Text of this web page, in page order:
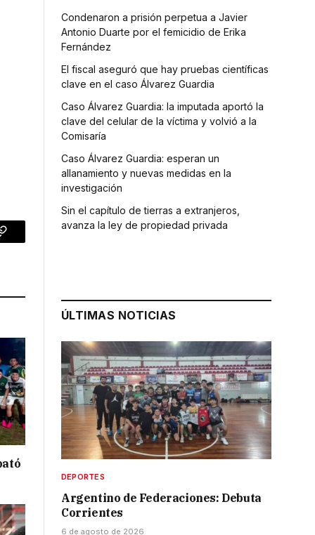
Copy
Condenaron a prisión perpetua a Javier
Antonio Duarte por el femicidio de Erika
Fernández
El fiscal aseguró que hay pruebas científicas
clave en el caso Álvarez Guardia
Caso Álvarez Guardia: la imputada aportó la
clave del celular de la víctima y volvió a la
Comisaría
Caso Álvarez Guardia: esperan un
allanamiento y nuevas medidas en la
investigación
Sin el capítulo de tierras a extranjeros,
avanza la ley de propiedad privada
ÚLTIMAS NOTICIAS
DEPORTES
Argentino de Federaciones: Debuta
Corrientes
6 de agosto de 2026